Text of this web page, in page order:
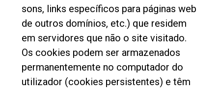
sons, links específicos para páginas web
de outros domínios, etc.) que residem
em servidores que não o site visitado.
Os cookies podem ser armazenados
permanentemente no computador do
utilizador (cookies persistentes) e têm
Política de Privacidade